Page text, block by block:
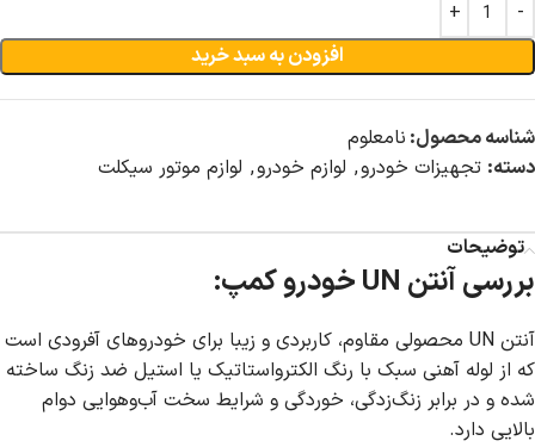
افزودن به سبد خرید
شناسه محصول: نامعلوم
دسته: تجهیزات خودرو, لوازم خودرو, لوازم موتور سیکلت
توضیحات
بررسی آنتن UN خودرو کمپ:
آنتن UN محصولی مقاوم، کاربردی و زیبا برای خودروهای آفرودی است
که از لوله آهنی سبک با رنگ الکترواستاتیک یا استیل ضد زنگ ساخته
شده و در برابر زنگ‌زدگی، خوردگی و شرایط سخت آب‌وهوایی دوام
بالایی دارد.